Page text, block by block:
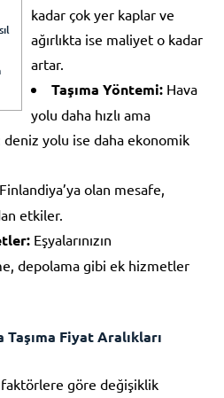
kadar çok yer kaplar ve
ağırlıkta ise maliyet o kadar
artar.
Taşıma Yöntemi: Hava
yolu daha hızlı ama
deniz yolu ise daha ekonomik
olan mesafe,
etkiler.
Eşyalarınızın
depolama gibi ek hizmetler
Fiyat Aralıkları
faktörlere göre değişiklik